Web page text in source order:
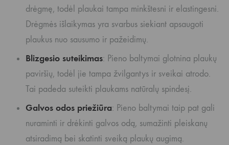
drėgmę, todėl plaukai tampa minkštesni ir elastingesni.
Drėgmės išlaikymas yra svarbus siekiant apsaugoti
plaukus nuo sausumo ir pažeidimų.
Blizgesio suteikimas: Pieno baltymai glotnina plaukų
paviršių, todėl jie tampa žvilgantys ir sveikai atrodo.
Tai padeda suteikti plaukams natūralų spindesį.
Galvos odos priežiūra: Pieno baltymai taip pat gali
nuraminti ir drėkinti galvos odą, sumažinti pleiskanų
atsiradimą bei skatinti sveiką plaukų augimą.